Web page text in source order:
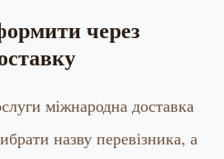
через
міжнародна доставка
назву перевізника, а